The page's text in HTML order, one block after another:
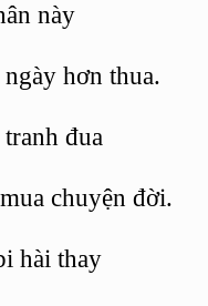
ân này
y hơn thua.
đua
chuyện đời.
hài thay